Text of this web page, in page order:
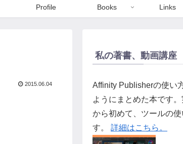
Profile Books Links
2015.06.04
私の著書、動画講座
Affinity Publisherの使い
ようにまとめた本です
から初めて、ツールの
す。 詳細はこちら。